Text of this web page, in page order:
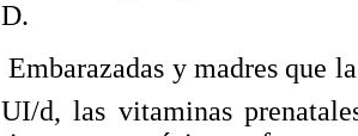
D.
 Embarazadas y madres que
UI/d, las vitaminas